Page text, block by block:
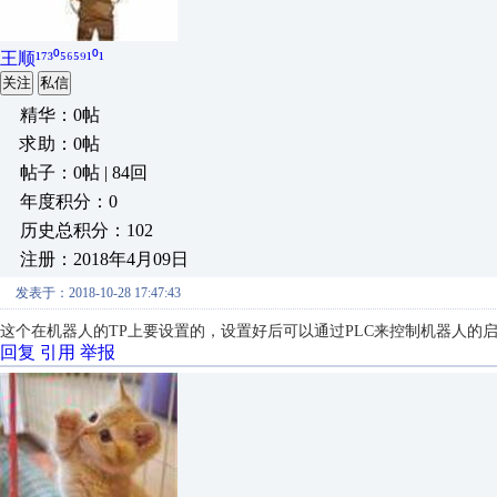
王顺¹⁷³⁰⁵⁶⁵⁹¹⁰¹
关注 私信
精华：0帖
求助：0帖
帖子：0帖 | 84回
年度积分：0
历史总积分：102
注册：2018年4月09日
发表于：2018-10-28 17:47:43
这个在机器人的TP上要设置的，设置好后可以通过PLC来控制机器人的启
回复 引用 举报